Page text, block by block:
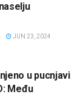
JUN 23, 2024
u pucnjavi
Među